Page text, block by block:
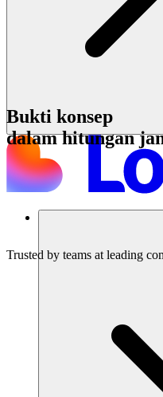
Bukti konsep
dalam hitungan
Trusted by teams at leading